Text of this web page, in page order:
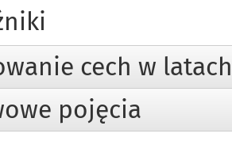
cech w latach
pojęcia